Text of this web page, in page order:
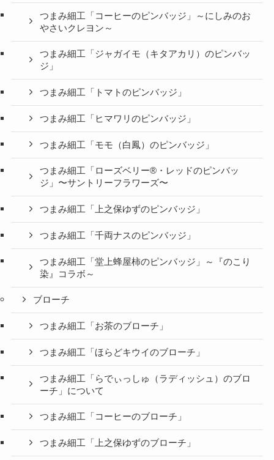
つまみ細工「コーヒーのピンバッジ」～にしみのお
やさいクレヨン～
つまみ細工「ジャガイモ（キタアカリ）のピンバッ
ジ」
つまみ細工「トマトのピンバッジ」
つまみ細工「ヒマワリのピンバッジ」
つまみ細工「モモ（白鳳）のピンバッジ」
つまみ細工「ローズベリー®・レッドのピンバッ
ジ」〜サントリーフラワーズ〜
つまみ細工「上之保ゆずのピンバッジ」
つまみ細工「千両ナスのピンバッジ」
つまみ細工「堂上蜂屋柿のピンバッジ」～『のこり
染』コラボ～
ブローチ
つまみ細工「お茶のブローチ」
つまみ細工「ほらどキウイのブローチ」
つまみ細工「らでぃっしゅ（ラディッシュ）のブロ
ーチ」について
つまみ細工「コーヒーのブローチ」
つまみ細工「上之保ゆずのブローチ」